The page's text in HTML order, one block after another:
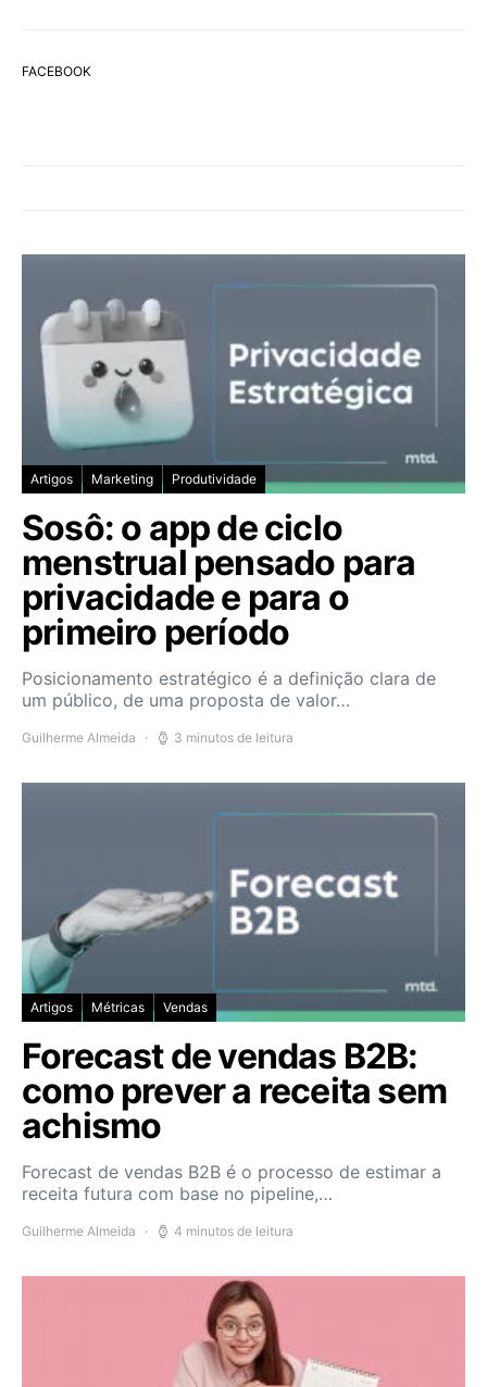
FACEBOOK
Artigos Marketing Produtividade
Sosô: o app de ciclo
menstrual pensado para
privacidade e para o
primeiro período
Posicionamento estratégico é a definição clara de
um público, de uma proposta de valor…
Guilherme Almeida 3 minutos de leitura
Artigos Métricas Vendas
Forecast de vendas B2B:
como prever a receita sem
achismo
Forecast de vendas B2B é o processo de estimar a
receita futura com base no pipeline,…
Guilherme Almeida 4 minutos de leitura